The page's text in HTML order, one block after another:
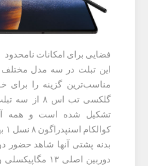
فضایی برای امکانات نامحدود
این تبلت در سه مدل مختلف
مناسب‌ترین گزینه را برای
گلکسی تب اس
تشکیل شده است و همه
بدنه پشتی آنها شاهد حضور